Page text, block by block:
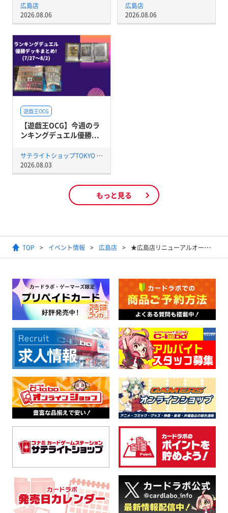
広島店
2026.08.06
広島店
2026.08.06
遊戯王OCG
【遊戯王OCG】今週のラ
ンキングデュエル優勝...
サテライトショップTOKYO 秋葉原店
2026.08.03
もっと見る
TOP イベント情報 広島店 ★広島店リニューアルオープン★